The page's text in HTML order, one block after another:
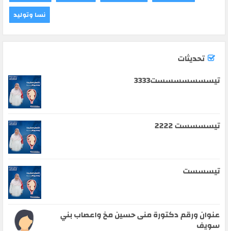
نسا وتوليد
تحديثات
تيسسسسسسست3333
تيسسسست 2222
تيسسست
عنوان ورقم دكتورة منى حسين مخ واعصاب بني
سويف